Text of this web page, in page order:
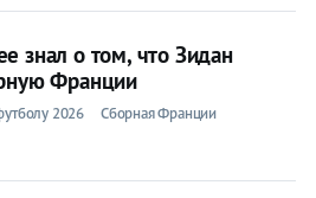
знал о том, что Зидан
Франции
2026
Сборная Франции